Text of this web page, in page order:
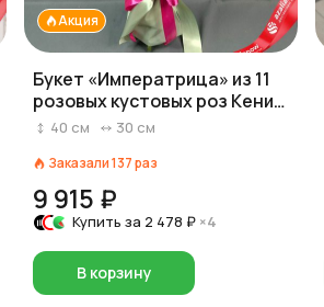
Акция
Букет «Императрица» из 11
розовых кустовых роз Кения
в пленке с лентой
40 см 30 см
Заказали137раз
9 915 ₽
Купить за 2 478 ₽ ×4
В корзину